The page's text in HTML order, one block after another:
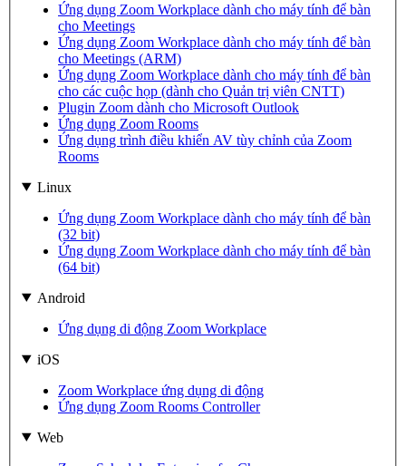
Ứng dụng Zoom Workplace dành cho máy tính để bàn
cho Meetings
Ứng dụng Zoom Workplace dành cho máy tính để bàn
cho Meetings (ARM)
Ứng dụng Zoom Workplace dành cho máy tính để bàn
cho các cuộc họp (dành cho Quản trị viên CNTT)
Plugin Zoom dành cho Microsoft Outlook
Ứng dụng Zoom Rooms
Ứng dụng trình điều khiển AV tùy chỉnh của Zoom
Rooms
Linux
Ứng dụng Zoom Workplace dành cho máy tính để bàn
(32 bit)
Ứng dụng Zoom Workplace dành cho máy tính để bàn
(64 bit)
Android
Ứng dụng di động Zoom Workplace
iOS
Zoom Workplace ứng dụng di động
Ứng dụng Zoom Rooms Controller
Web